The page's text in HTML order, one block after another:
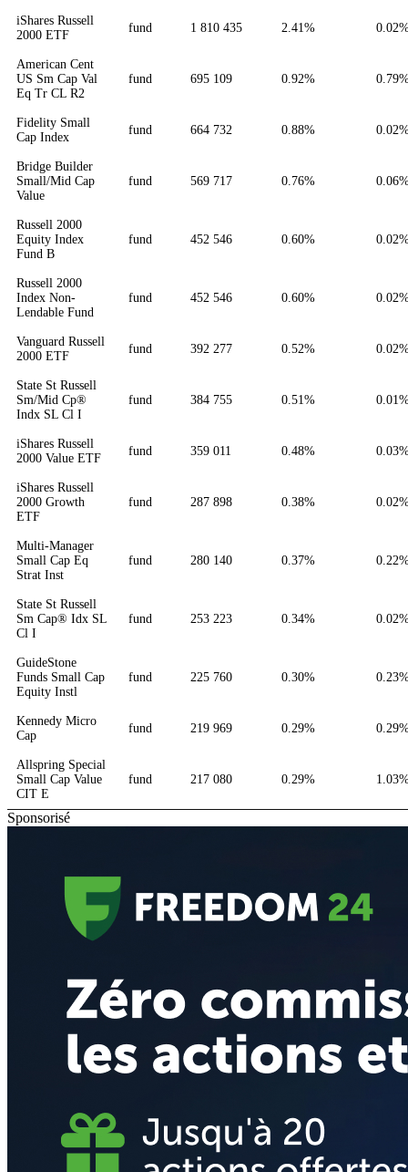
iShares Russell
2000 ETF
fund 1 810 435 2.41%
American Cent
US Sm Cap Val
Eq Tr CL R2
fund 695 109 0.92%
Fidelity Small
Cap Index
fund 664 732 0.88%
Bridge Builder
Small/Mid Cap
Value
fund 569 717 0.76%
Russell 2000
Equity Index
Fund B
fund 452 546 0.60%
Russell 2000
Index Non-
Lendable Fund
fund 452 546 0.60%
Vanguard Russell
2000 ETF
fund 392 277 0.52%
State St Russell
Sm/Mid Cp®
Indx SL Cl I
fund 384 755 0.51%
iShares Russell
2000 Value ETF
fund 359 011 0.48%
iShares Russell
2000 Growth
ETF
fund 287 898 0.38%
Multi-Manager
Small Cap Eq
Strat Inst
fund 280 140 0.37%
State St Russell
Sm Cap® Idx SL
Cl I
fund 253 223 0.34%
GuideStone
Funds Small Cap
Equity Instl
fund 225 760 0.30%
Kennedy Micro
Cap
fund 219 969 0.29%
Allspring Special
Small Cap Value
CIT E
fund 217 080 0.29%
Sponsorisé